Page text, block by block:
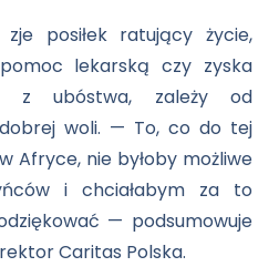
posiłek ratujący życie,
lekarską czy zyska
z ubóstwa, zależy od
dobrej woli. — To, co do tej
Afryce, nie byłoby możliwe
i chciałabym za to
— podsumowuje
Caritas Polska.